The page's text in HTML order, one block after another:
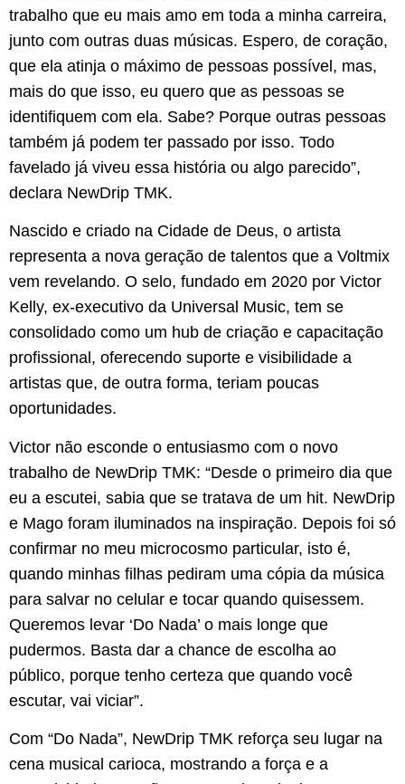
trabalho que eu mais amo em toda a minha carreira,
junto com outras duas músicas. Espero, de coração,
que ela atinja o máximo de pessoas possível, mas,
mais do que isso, eu quero que as pessoas se
identifiquem com ela. Sabe? Porque outras pessoas
também já podem ter passado por isso. Todo
favelado já viveu essa história ou algo parecido”,
declara NewDrip TMK.
Nascido e criado na Cidade de Deus, o artista
representa a nova geração de talentos que a Voltmix
vem revelando. O selo, fundado em 2020 por Victor
Kelly, ex-executivo da Universal Music, tem se
consolidado como um hub de criação e capacitação
profissional, oferecendo suporte e visibilidade a
artistas que, de outra forma, teriam poucas
oportunidades.
Victor não esconde o entusiasmo com o novo
trabalho de NewDrip TMK: “Desde o primeiro dia que
eu a escutei, sabia que se tratava de um hit. NewDrip
e Mago foram iluminados na inspiração. Depois foi só
confirmar no meu microcosmo particular, isto é,
quando minhas filhas pediram uma cópia da música
para salvar no celular e tocar quando quisessem.
Queremos levar ‘Do Nada’ o mais longe que
pudermos. Basta dar a chance de escolha ao
público, porque tenho certeza que quando você
escutar, vai viciar”.
Com “Do Nada”, NewDrip TMK reforça seu lugar na
cena musical carioca, mostrando a força e a